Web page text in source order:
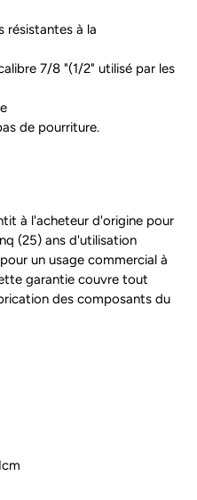
résistantes à la
7/8 "(1/2" utilisé par les
de pourriture.
à l'acheteur d'origine pour
(25) ans d'utilisation
un usage commercial à
garantie couvre tout
des composants du